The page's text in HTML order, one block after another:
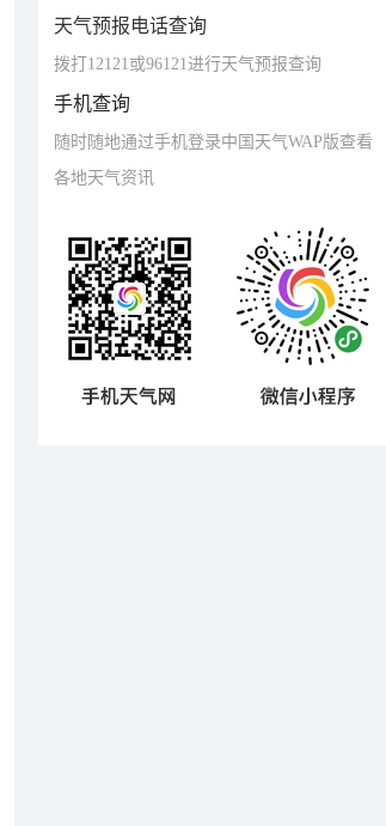
天气预报电话查询
拨打12121或96121进行天气预报查询
手机查询
随时随地通过手机登录中国天气WAP版查看
各地天气资讯